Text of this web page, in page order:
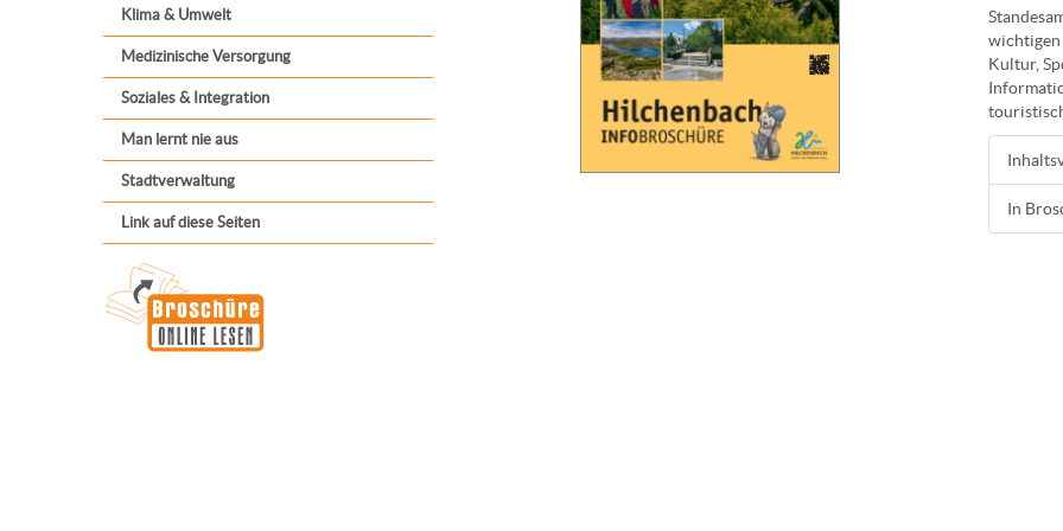
Klima & Umwelt
Medizinische Versorgung
Soziales & Integration
Man lernt nie aus
Stadtverwaltung
Link auf diese Seiten
wichtigen
Kultur,
In